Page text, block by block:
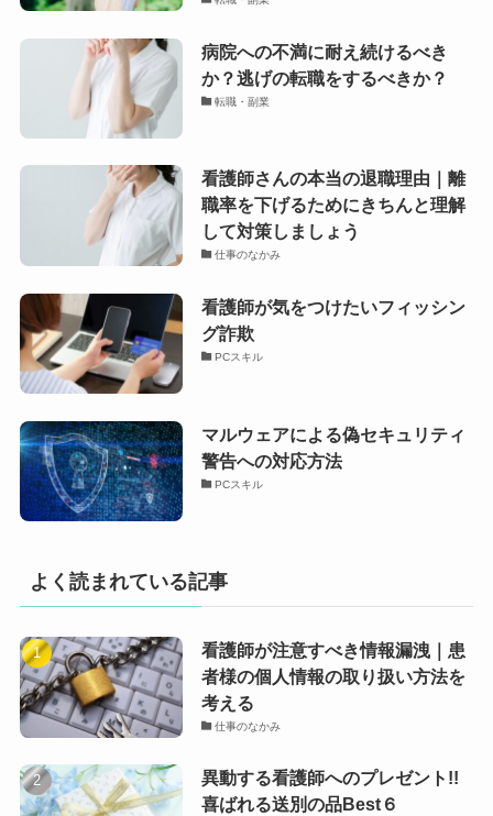
病院への不満に耐え続けるべき
か？逃げの転職をするべきか？
転職・副業
看護師さんの本当の退職理由｜離
職率を下げるためにきちんと理解
して対策しましょう
仕事のなかみ
看護師が気をつけたいフィッシン
グ詐欺
PCスキル
マルウェアによる偽セキュリティ
警告への対応方法
PCスキル
よく読まれている記事
看護師が注意すべき情報漏洩｜患
者様の個人情報の取り扱い方法を
考える
仕事のなかみ
異動する看護師へのプレゼント!!
喜ばれる送別の品Best６